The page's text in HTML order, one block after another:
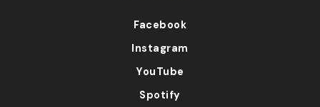
Facebook
Instagram
YouTube
Spotify